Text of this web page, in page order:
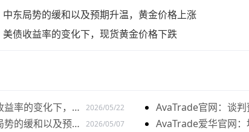
东局势的缓和以及预期升温，黄金价格上涨
债收益率的变化下，现货黄金价格下跌
率的变化下，现
2026/05/22
的缓和以及预期 2026/05/07
AvaTrade官网：谈
下，黄金价格下跌
AvaTrade爱华官网